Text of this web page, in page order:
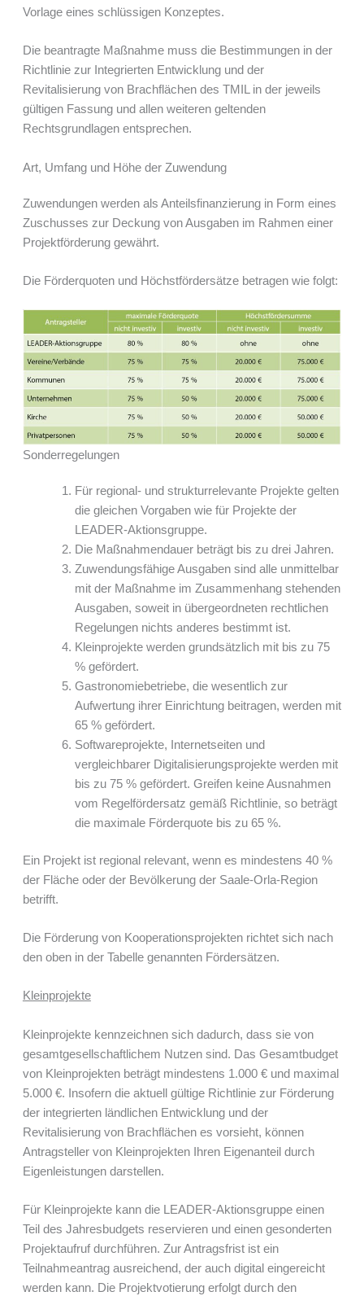
Vorlage eines schlüssigen Konzeptes.
Die beantragte Maßnahme muss die Bestimmungen in der
Richtlinie zur Integrierten Entwicklung und der
Revitalisierung von Brachflächen des TMIL in der jeweils
gültigen Fassung und allen weiteren geltenden
Rechtsgrundlagen entsprechen.
Art, Umfang und Höhe der Zuwendung
Zuwendungen werden als Anteilsfinanzierung in Form eines
Zuschusses zur Deckung von Ausgaben im Rahmen einer
Projektförderung gewährt.
Die Förderquoten und Höchstfördersätze betragen wie folgt:
Sonderregelungen
Für regional- und strukturrelevante Projekte gelten
die gleichen Vorgaben wie für Projekte der
LEADER-Aktionsgruppe.
Die Maßnahmendauer beträgt bis zu drei Jahren.
Zuwendungsfähige Ausgaben sind alle unmittelbar
mit der Maßnahme im Zusammenhang stehenden
Ausgaben, soweit in übergeordneten rechtlichen
Regelungen nichts anderes bestimmt ist.
Kleinprojekte werden grundsätzlich mit bis zu 75
% gefördert.
Gastronomiebetriebe, die wesentlich zur
Aufwertung ihrer Einrichtung beitragen, werden mit
65 % gefördert.
Softwareprojekte, Internetseiten und
vergleichbarer Digitalisierungsprojekte werden mit
bis zu 75 % gefördert. Greifen keine Ausnahmen
vom Regelfördersatz gemäß Richtlinie, so beträgt
die maximale Förderquote bis zu 65 %.
Ein Projekt ist regional relevant, wenn es mindestens 40 %
der Fläche oder der Bevölkerung der Saale-Orla-Region
betrifft.
Die Förderung von Kooperationsprojekten richtet sich nach
den oben in der Tabelle genann­ten Förder­sätzen.
Kleinprojekte
Kleinprojekte kennzeichnen sich dadurch, dass sie von
gesamtgesellschaftlichem Nutzen sind. Das Gesamtbudget
von Kleinprojekten beträgt mindestens 1.000 € und maximal
5.000 €. Insofern die aktuell gültige Richtlinie zur För­derung
der integrierten ländlichen Entwicklung und der
Revitalisierung von Brachflächen es vorsieht, können
Antragsteller von Kleinprojekten Ihren Eigenanteil durch
Eigenleistun­gen darstellen.
Für Kleinprojekte kann die LEADER-Aktionsgruppe einen
Teil des Jahresbudgets reservieren und einen gesonderten
Projektaufruf durchführen. Zur Antragsfrist ist ein
Teilnahmeantrag ausreichend, der auch digital eingereicht
werden kann. Die Projektvotierung erfolgt durch den